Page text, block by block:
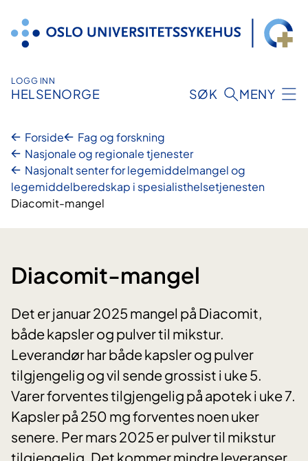
innhold
LOGG INN
HELSENORGE SØK MENY
Forside
Fag og forskning
Nasjonale og regionale tjenester
Nasjonalt senter for legemiddelmangel og
legemiddelberedskap i spesialisthelsetjenesten
Diacomit-mangel
Diacomit-mangel
Det er januar 2025 mangel på Diacomit,
både kapsler og pulver til mikstur.
Leverandør har både kapsler og pulver
tilgjengelig og vil sende grossist i uke 5.
Varer forventes tilgjengelig på apotek i uke 7.
Kapsler på 250 mg forventes noen uker
senere. Per mars 2025 er pulver til mikstur
tilgjengelig. Det kommer mindre leveranser